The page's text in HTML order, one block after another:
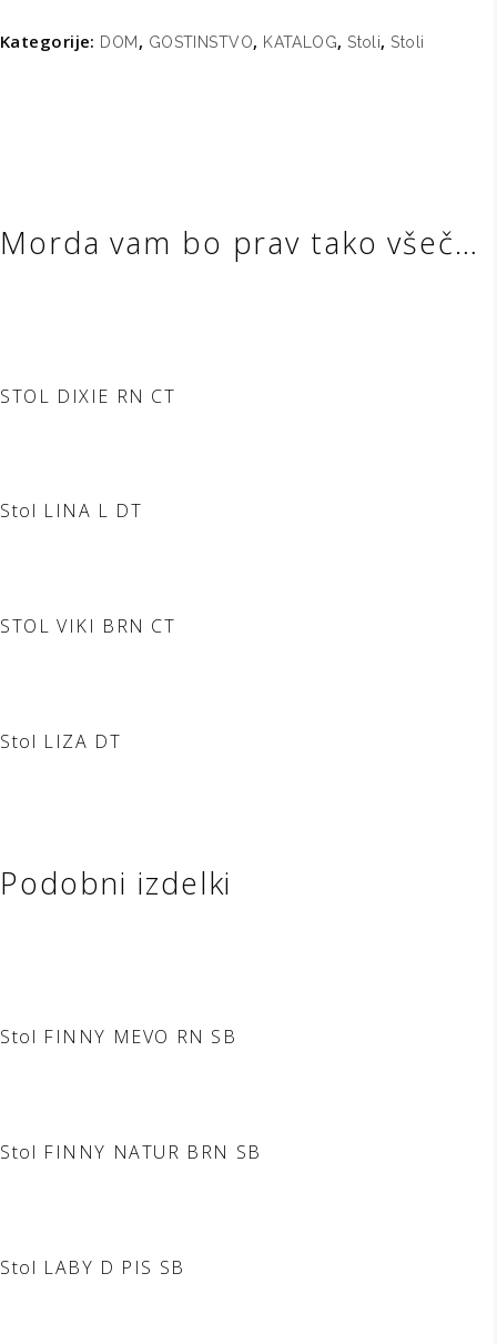
Kategorije: DOM , GOSTINSTVO, KATALOG,Stoli,Stoli
Morda vam bo prav tako všeč…
STOL DIXIE RN CT
Stol LINA L DT
STOL VIKI BRN CT
Stol LIZA DT
Podobni izdelki
Stol FINNY MEVO RN SB
Stol FINNY NATUR BRN SB
Stol LABY D PIS SB